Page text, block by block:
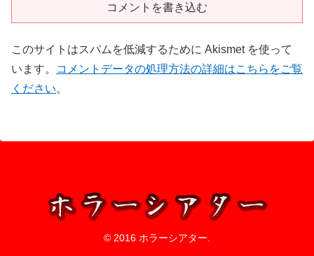
コメントを書き込む
このサイトはスパムを低減するために Akismet を使って
います。
コメントデータの処理方法の詳細はこちらをご覧
ください。
© 2016 ホラーシアター.